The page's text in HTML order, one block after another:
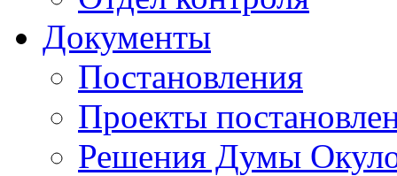
Документы
Постановления
Проекты
Решения Думы